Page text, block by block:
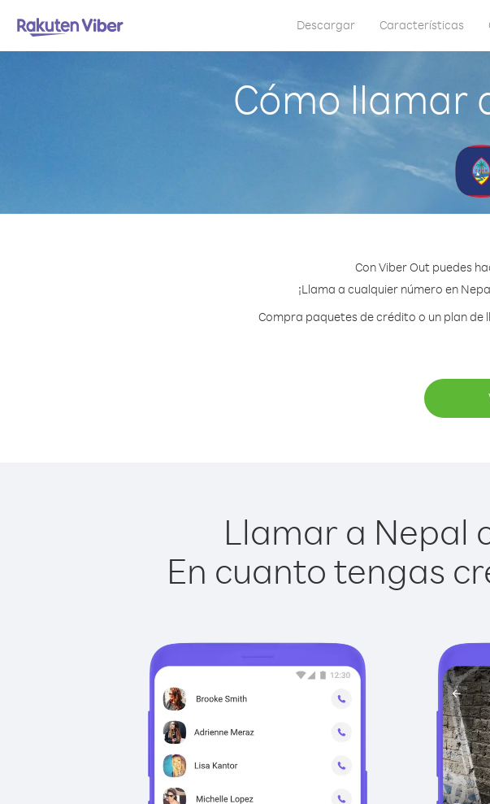
Descargar Características
Cómo llamar
Con Viber Out puedes
¡Llama a cualquier número en
Compra paquetes de crédito o un plan
Llamar a Nepal
En cuanto tengas